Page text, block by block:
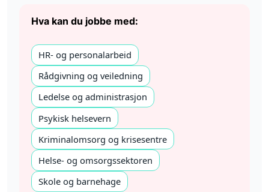
Hva kan du jobbe med:
HR- og personalarbeid
Rådgivning og veiledning
Ledelse og administrasjon
Psykisk helsevern
Kriminalomsorg og krisesentre
Helse- og omsorgssektoren
Skole og barnehage